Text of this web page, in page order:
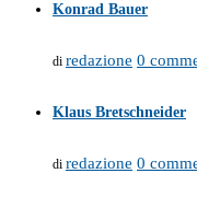
Konrad Bauer
di redazione 0
Klaus Bretschneider
di redazione 0